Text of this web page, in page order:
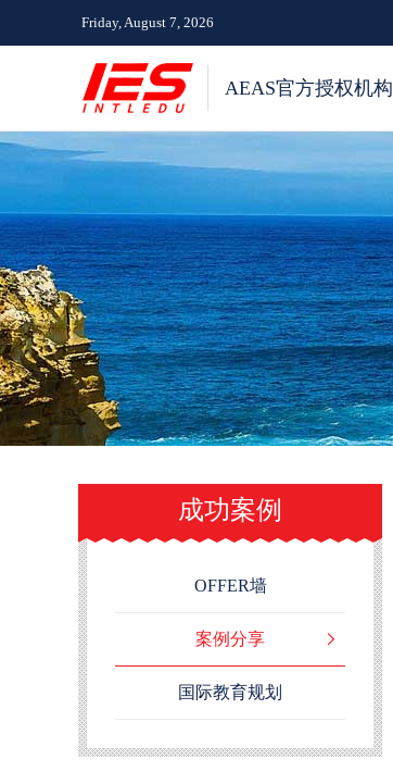
Friday, August 7, 2026
AEAS官方授权机构
OFFER墙
案例分享
国际教育规划
成功案例